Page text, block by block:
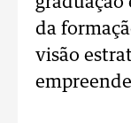
da
visão